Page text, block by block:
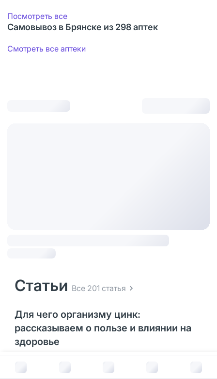
В корзину за
Посмотреть все
Самовывоз в Брянске из 298 аптек
Смотреть все аптеки
Статьи Все 201 статья
Для чего организму цинк:
рассказываем о пользе и влиянии на
здоровье
02 Апреля 2025
Какой микроэлемент можно назвать секретным